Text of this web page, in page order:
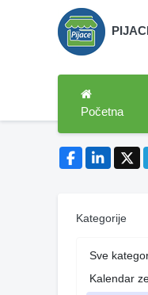
Početna
Kategorije
Sve
Kalendar